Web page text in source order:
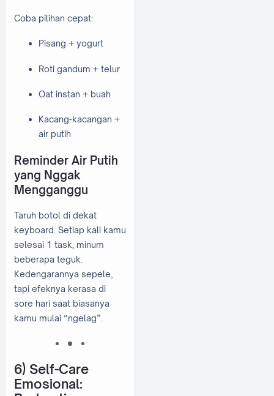
Coba pilihan cepat:
Pisang + yogurt
Roti gandum + telur
Oat instan + buah
Kacang-kacangan +
air putih
Reminder Air Putih
yang Nggak
Mengganggu
Taruh botol di dekat
keyboard. Setiap kali kamu
selesai 1 task, minum
beberapa teguk.
Kedengarannya sepele,
tapi efeknya kerasa di
sore hari saat biasanya
kamu mulai “ngelag”.
6) Self-Care
Emosional: